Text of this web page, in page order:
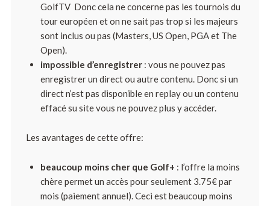
GolfTV Donc cela ne concerne pas les tournois du
tour européen et on ne sait pas trop si les majeurs
sont inclus ou pas (Masters, US Open, PGA et The
Open).
impossible d’enregistrer: vous ne pouvez pas
enregistrer un direct ou autre contenu. Donc si un
direct n’est pas disponible en replay ou un contenu
effacé su site vous ne pouvez plus y accéder.
Les avantages de cette offre:
beaucoup moins cher que Golf+ : l’offre la moins
chère permet un accès pour seulement 3.75€ par
mois (paiement annuel). Ceci est beaucoup moins